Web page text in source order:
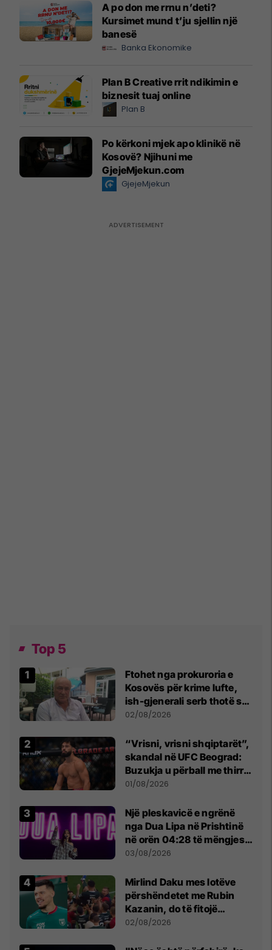
A po don me rrnu n’deti?
Kursimet mund t’ju sjellin një
banesë
Banka Ekonomike
Plan B Creative rrit ndikimin e
biznesit tuaj online
Plan B
Po kërkoni mjek apo klinikë në
Kosovë? Njihuni me
GjejeMjekun.com
GjejeMjekun
Top 5
Ftohet nga prokuroria e
Kosovës për krime lufte,
ish-gjenerali serb thotë se
dikush e tradhtoi në
02/08/2026
“Vrisni, vrisni shqiptarët”,
skandal në UFC Beograd:
Buzukja u përball me thirrje
anti-shqiptare nga
01/08/2026
Një pleskavicë e ngrënë
nga Dua Lipa në Prishtinë
në orën 04:28 të mëngjesit
- dhe bota digjitale serbe
03/08/2026
Mirlind Daku mes lotëve
përshëndetet me Rubin
Kazanin, do të fitojë
miliona te Spartak Moska
02/08/2026